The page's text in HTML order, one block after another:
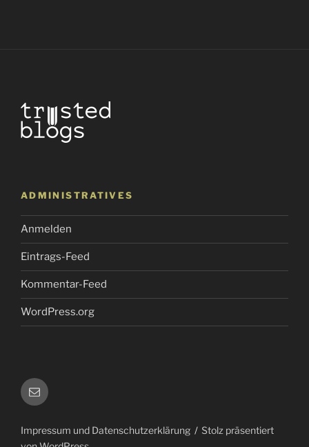
ADMINISTRATIVES
Anmelden
Eintrags-Feed
Kommentar-Feed
WordPress.org
E-
Mail
Impressum und Datenschutzerklärung
Stolz präsentiert